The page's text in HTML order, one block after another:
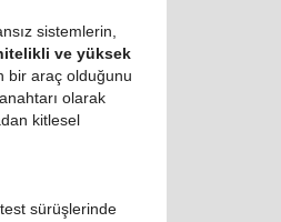
sistemlerin,
ve yüksek
bir araç olduğunu
olarak
kitlesel
sürüşlerinde